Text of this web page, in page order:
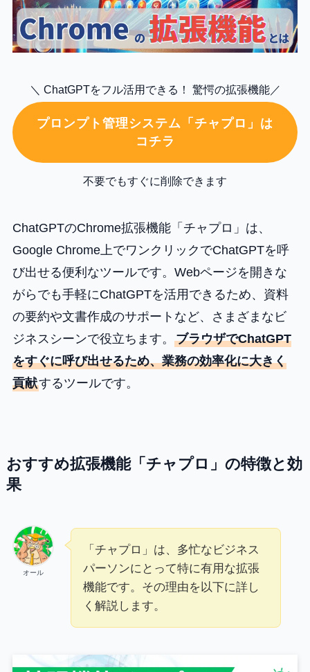
＼ ChatGPTをフル活用できる！ 驚愕の拡張機能／
プロンプト管理システム「チャプロ」は
コチラ
不要でもすぐに削除できます
ChatGPTのChrome拡張機能「チャプロ」は、
Google Chrome上でワンクリックでChatGPTを呼
び出せる便利なツールです。Webページを開きな
がらでも手軽にChatGPTを活用できるため、資料
の要約や文書作成のサポートなど、さまざまなビ
ジネスシーンで役立ちます。 ブラウザでChatGPT
をすぐに呼び出せるため、業務の効率化に大きく
貢献するツールです​。
おすすめ拡張機能「チャプロ」の特徴と効
果
オール
「チャプロ」は、多忙なビジネス
パーソンにとって特に有用な拡張
機能です。その理由を以下に詳し
く解説します。